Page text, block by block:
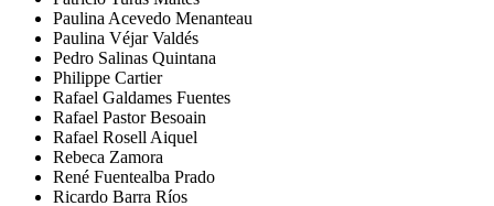
Paulina Acevedo Menanteau
Paulina Véjar Valdés
Pedro Salinas Quintana
Philippe Cartier
Rafael Galdames Fuentes
Rafael Pastor Besoain
Rafael Rosell Aiquel
Rebeca Zamora
René Fuentealba Prado
Ricardo Barra Ríos